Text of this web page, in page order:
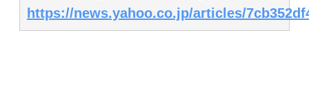
https://news.yahoo.co.jp/articles/